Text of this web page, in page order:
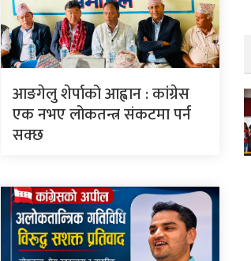
आङगेलु शेर्पाको आह्वान : कांग्रेस
एक नभए लोकतन्त्र संकटमा पर्न
सक्छ